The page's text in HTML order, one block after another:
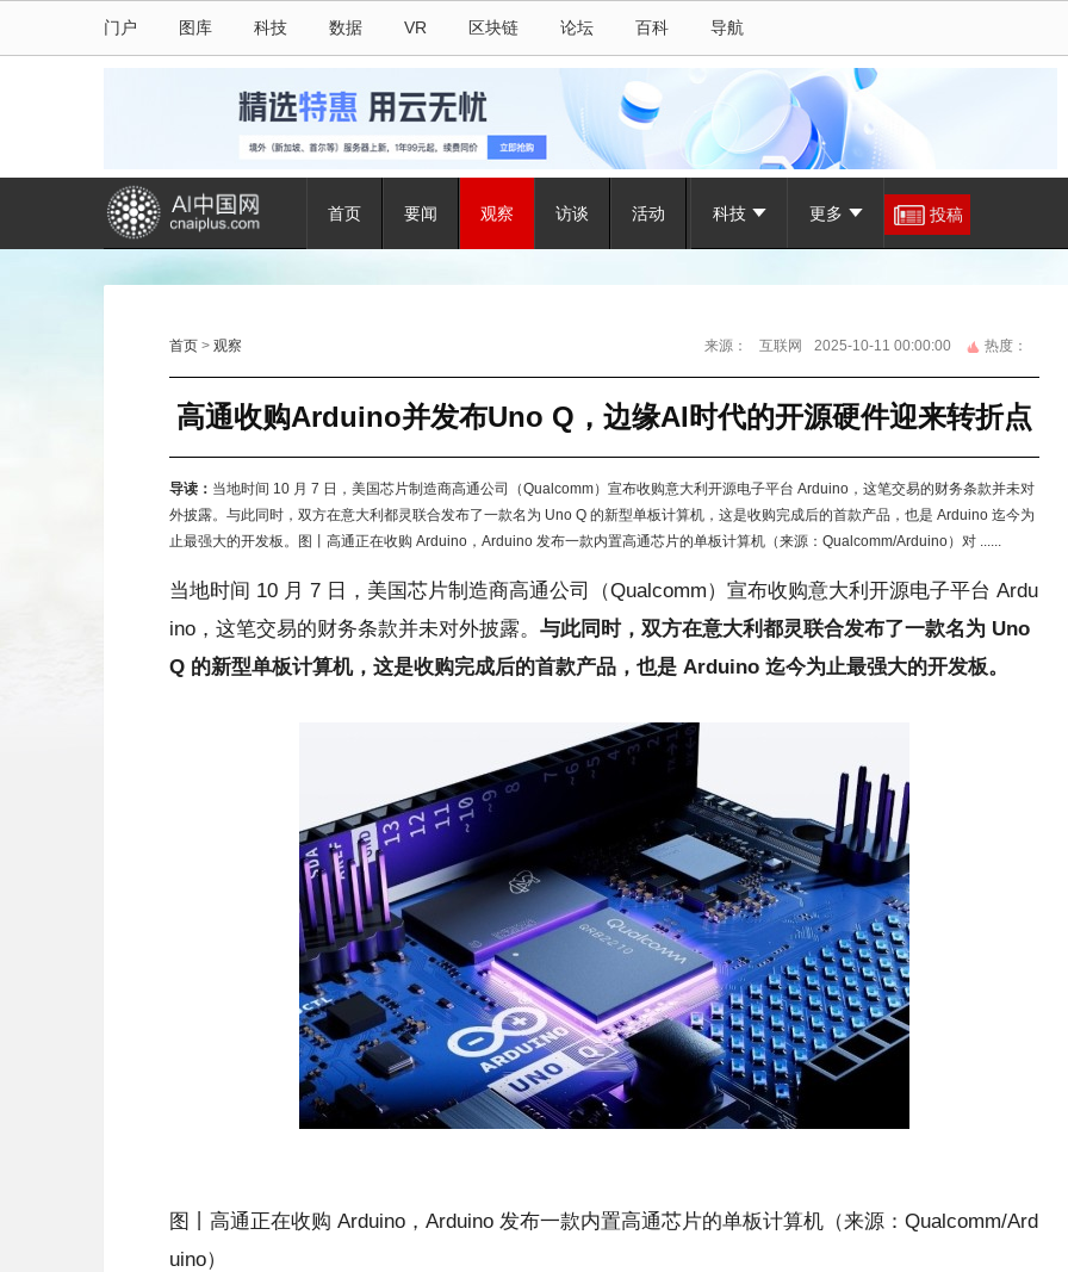
门户 图库 科技 数据 VR 区块链 论坛 百科 导航
首页 要闻 观察 访谈 活动 科技 更多 投稿
首页 > 观察 来源： 互联网 2025-10-11 00:00:00 热度：
高通收购Arduino并发布Uno Q，边缘AI时代的开源硬件迎来转折点
导读： 当地时间 10 月 7 日，美国芯片制造商高通公司（Qualcomm）宣布收购意大利开源电子平台 Arduino，这笔交易的财务条款并未对
外披露。与此同时，双方在意大利都灵联合发布了一款名为 Uno Q 的新型单板计算机，这是收购完成后的首款产品，也是 Arduino 迄今为
止最强大的开发板。图丨高通正在收购 Arduino，Arduino 发布一款内置高通芯片的单板计算机（来源：Qualcomm/Arduino）对 ......
当地时间 10 月 7 日，美国芯片制造商高通公司（Qualcomm）宣布收购意大利开源电子平台 Ardu
ino，这笔交易的财务条款并未对外披露。 与此同时，双方在意大利都灵联合发布了一款名为 Uno
Q 的新型单板计算机，这是收购完成后的首款产品，也是 Arduino 迄今为止最强大的开发板。
图丨高通正在收购 Arduino，Arduino 发布一款内置高通芯片的单板计算机（来源：Qualcomm/Ard
uino）